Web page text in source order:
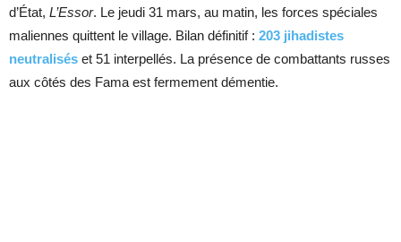
d’État, L’Essor. Le jeudi 31 mars, au matin, les forces spéciales
maliennes quittent le village. Bilan définitif : 203 jihadistes
neutralisés et 51 interpellés. La présence de combattants russes
aux côtés des Fama est fermement démentie.